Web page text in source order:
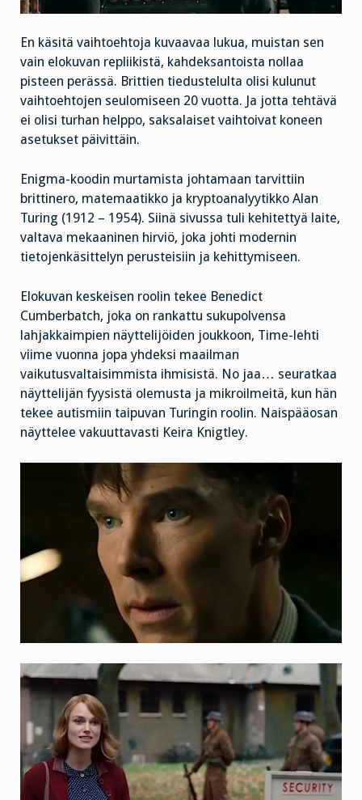
En käsitä vaihtoehtoja kuvaavaa lukua, muistan sen
vain elokuvan repliikistä, kahdeksantoista nollaa
pisteen perässä. Brittien tiedustelulta olisi kulunut
vaihtoehtojen seulomiseen 20 vuotta. Ja jotta tehtävä
ei olisi turhan helppo, saksalaiset vaihtoivat koneen
asetukset päivittäin.
Enigma-koodin murtamista johtamaan tarvittiin
brittinero, matemaatikko ja kryptoanalyytikko Alan
Turing (1912 – 1954). Siinä sivussa tuli kehitettyä laite,
valtava mekaaninen hirviö, joka johti modernin
tietojenkäsittelyn perusteisiin ja kehittymiseen.
Elokuvan keskeisen roolin tekee Benedict
Cumberbatch, joka on rankattu sukupolvensa
lahjakkaimpien näyttelijöiden joukkoon, Time-lehti
viime vuonna jopa yhdeksi maailman
vaikutusvaltaisimmista ihmisistä. No jaa… seuratkaa
näyttelijän fyysistä olemusta ja mikroilmeitä, kun hän
tekee autismiin taipuvan Turingin roolin. Naispääosan
näyttelee vakuuttavasti Keira Knigtley.